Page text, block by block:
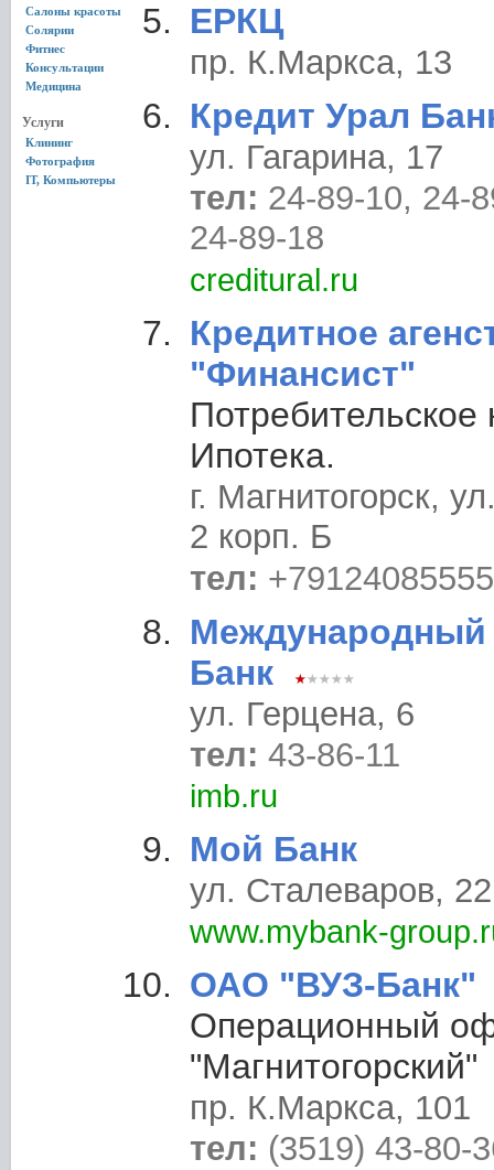
Салоны красоты
Солярии
Фитнес
Консультации
Медицина
Услуги
Клининг
Фотография
IT, Компьютеры
ЕРКЦ
пр. К.Маркса, 13
Кредит Урал
ул. Гагарина, 17
тел: 24-89-10, 24-
24-89-18
creditural.ru
Кредитное
"Финансист"
Потребительское
Ипотека.
г. Магнитогорск,
2 корп. Б
тел: +79124085555
Международный
Банк
ул. Герцена, 6
тел: 43-86-11
imb.ru
Мой Банк
ул. Сталеваров,
www.mybank-
ОАО "ВУЗ-Банк"
Операционный
"Магнитогорский"
пр. К.Маркса, 101
тел: (3519) 43-80-